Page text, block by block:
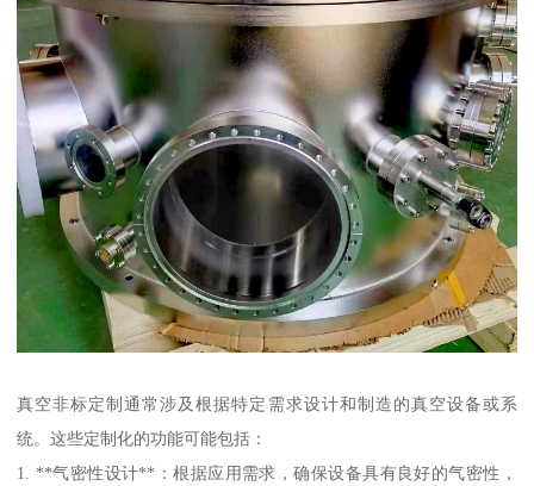
真空非标定制通常涉及根据特定需求设计和制造的真空设备或系
统。这些定制化的功能可能包括：
1. **气密性设计**：根据应用需求，确保设备具有良好的气密性，